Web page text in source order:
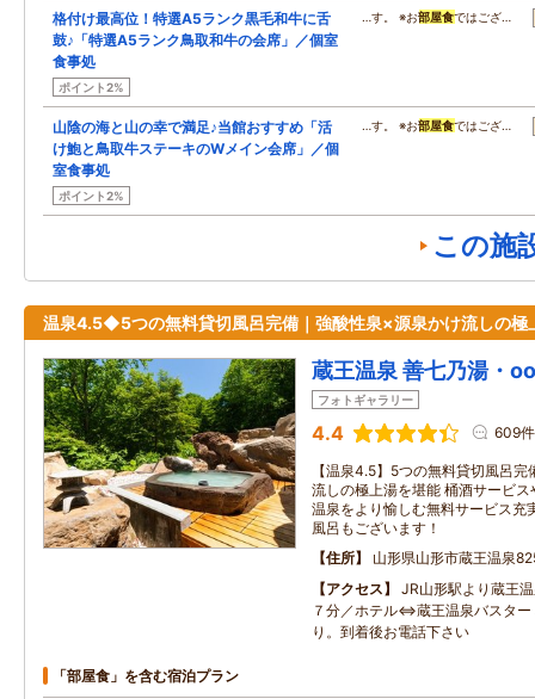
格付け最高位！特選A5ランク黒毛和牛に舌
鼓♪「特選A5ランク鳥取和牛の会席」／個室
食事処
ポイント2%
…す。 ※お部屋食ではござ…
山陰の海と山の幸で満足♪当館おすすめ「活
け鮑と鳥取牛ステーキのWメイン会席」／個
室食事処
ポイント2%
…す。 ※お部屋食ではござ…
この施
温泉4.5◆5つの無料貸切風呂完備｜強酸性泉×源泉かけ流しの極
蔵王温泉 善七乃湯・
フォトギャラリー
4.4 609件
【温泉4.5】5つの無料貸切風呂
流しの極上湯を堪能 桶酒サービ
温泉をより愉しむ無料サービス充
風呂もございます！
住所
山形県山形市蔵王温泉
アクセス
JR山形駅より蔵王
７分／ホテル⇔蔵王温泉バスター
り。到着後お電話下さい
「部屋食」を含む宿泊プラン